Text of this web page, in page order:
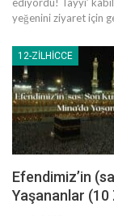
yeğenini ziyaret için
12-ZILHICCE
Efendimiz’in
Yaşananlar